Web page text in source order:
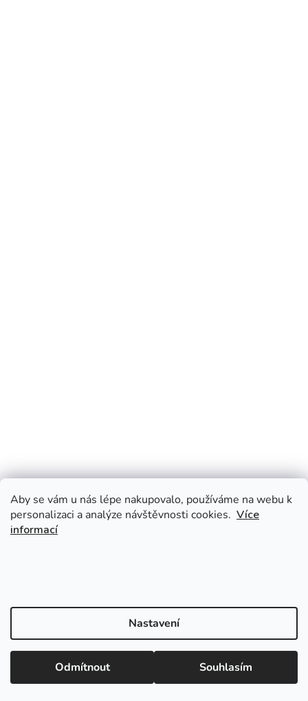
Aby se vám u nás lépe nakupovalo, používáme na webu k
personalizaci a analýze návštěvnosti cookies. Více
informací
Nastavení
Odmítnout Souhlasím